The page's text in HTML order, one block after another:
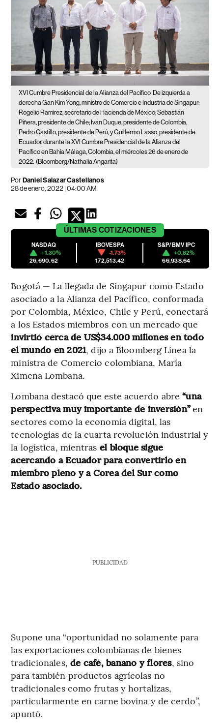
XVI Cumbre Presidencial de la Alianza del Pacífico De izquierda a
derecha Gan Kim Yong, ministro de Comercio e Industria de Singapur;
Rogelio Ramírez, secretario de Hacienda de México; Sebastián
Piñera, presidente de Chile; Iván Duque, presidente de Colombia,
Pedro Castillo, presidente de Perú, y Guillermo Lasso, presidente de
Ecuador, durante la XVI Cumbre Presidencial de la Alianza del
Pacífico en Bahía Málaga, Colombia, el miércoles 26 de enero de
2022. (Bloomberg/Nathalia Angarita)
PorDaniel Salazar Castellanos
28 de enero, 2022 | 04:00 AM
ÚLTIMAS COTIZACIONES
NASDAQ
+1.30%
26,690.62
IBOVESPA
-1.73%
172,513.42
S&P/BMV IPC
+0.82%
66,938.64
Bogotá — La llegada de Singapur como Estado
asociado a la Alianza del Pacífico, conformada
por Colombia, México, Chile y Perú, conectará
a los Estados miembros con un mercado que
invirtió cerca de US$34.000 millones en todo
el mundo en 2021, dijo a Bloomberg Línea la
ministra de Comercio colombiana, María
Ximena Lombana.
Lombana destacó que este acuerdo abre“una
perspectiva muy importante de inversión”en
sectores como la economía digital, las
tecnologías de la cuarta revolución industrial y
la logística, mientras el bloque sigue
acercando a Ecuador para convertirlo en
miembro pleno y a Corea del Sur como
Estado asociado.
PUBLICIDAD
Supone una “oportunidad no solamente para
las exportaciones colombianas de bienes
tradicionales, de café, banano y flores, sino
para también productos agrícolas no
tradicionales como frutas y hortalizas,
particularmente en carne bovina y de cerdo”,
apuntó.